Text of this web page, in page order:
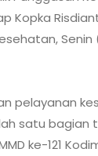
Kopka
Senin
pelayanan
satu bagian
ke-121